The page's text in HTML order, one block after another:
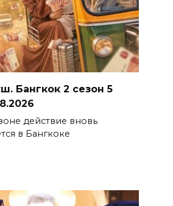
Бангкок 2 сезон 5
действие вновь
в Бангкоке